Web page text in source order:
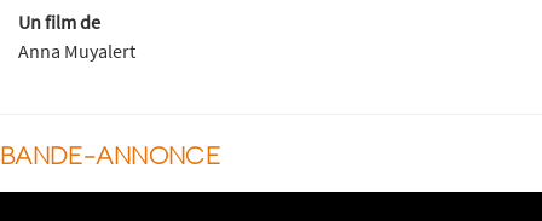
Un film de
Anna Muyalert
BANDE-ANNONCE